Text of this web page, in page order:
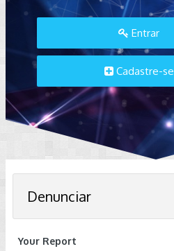
Entrar
Cadastre-se
Denunciar
Your Report